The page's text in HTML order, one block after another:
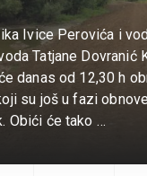
Ivice Perovića i
Tatjane Dovranić
danas od 12,30 h
su još u fazi
Obići će tako …